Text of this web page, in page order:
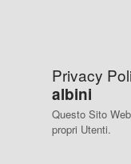
Privacy
albini
Questo Sito
propri Utenti.